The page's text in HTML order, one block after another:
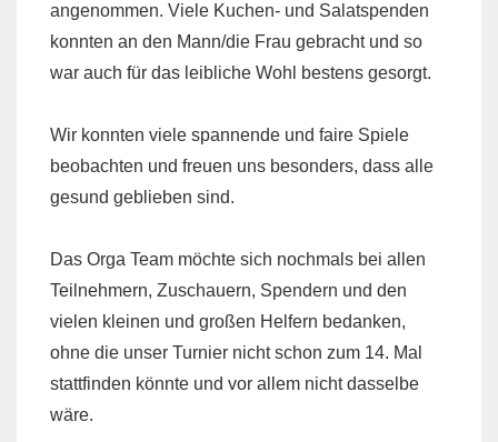
angenommen. Viele Kuchen- und Salatspenden
konnten an den Mann/die Frau gebracht und so
war auch für das leibliche Wohl bestens gesorgt.
Wir konnten viele spannende und faire Spiele
beobachten und freuen uns besonders, dass alle
gesund geblieben sind.
Das Orga Team möchte sich nochmals bei allen
Teilnehmern, Zuschauern, Spendern und den
vielen kleinen und großen Helfern bedanken,
ohne die unser Turnier nicht schon zum 14. Mal
stattfinden könnte und vor allem nicht dasselbe
wäre.